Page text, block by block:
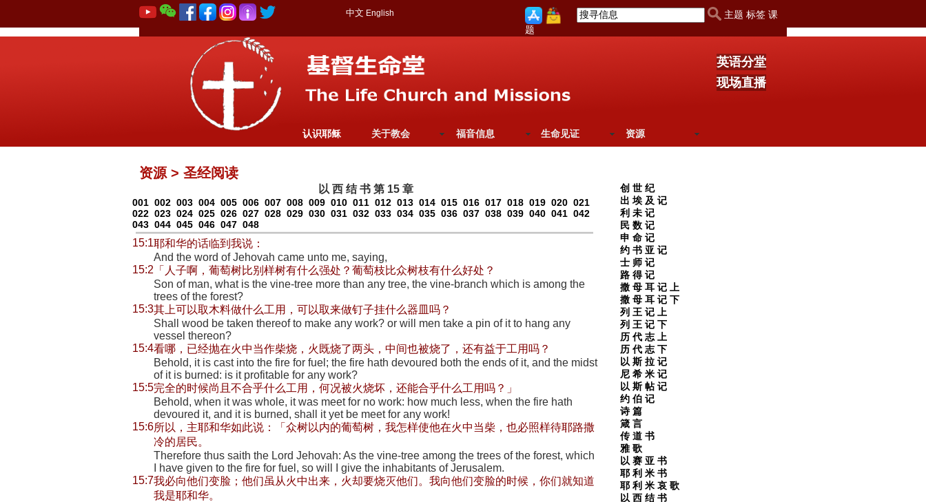
中文 English
主题 标签 课
题
英语分堂
现场直播
认识耶稣 关于教会 福音信息 生命见证 资源
资源 > 圣经阅读
创 世 纪
出 埃 及 记
利 未 记
民 数 记
申 命 记
约 书 亚 记
士 师 记
路 得 记
撒 母 耳 记 上
撒 母 耳 记 下
列 王 记 上
列 王 记 下
历 代 志 上
历 代 志 下
以 斯 拉 记
尼 希 米 记
以 斯 帖 记
约 伯 记
诗 篇
箴 言
传 道 书
雅 歌
以 赛 亚 书
耶 利 米 书
耶 利 米 哀 歌
以 西 结 书
以 西 结 书 第 15 章
001 002 003 004 005 006 007 008 009 010 011 012 013 014 015 016 017 018 019 020 021
022 023 024 025 026 027 028 029 030 031 032 033 034 035 036 037 038 039 040 041 042
043 044 045 046 047 048
15:1耶和华的话临到我说：
And the word of Jehovah came unto me, saying,
15:2 「人子啊，葡萄树比别样树有什么强处？葡萄枝比众树枝有什么好处？
Son of man, what is the vine-tree more than any tree, the vine-branch which is among the
trees of the forest?
15:3其上可以取木料做什么工用，可以取来做钉子挂什么器皿吗？
Shall wood be taken thereof to make any work? or will men take a pin of it to hang any
vessel thereon?
15:4看哪，已经抛在火中当作柴烧，火既烧了两头，中间也被烧了，还有益于工用吗？
Behold, it is cast into the fire for fuel; the fire hath devoured both the ends of it, and the midst
of it is burned: is it profitable for any work?
15:5完全的时候尚且不合乎什么工用，何况被火烧坏，还能合乎什么工用吗？」
Behold, when it was whole, it was meet for no work: how much less, when the fire hath
devoured it, and it is burned, shall it yet be meet for any work!
15:6所以，主耶和华如此说：「众树以内的葡萄树，我怎样使他在火中当柴，也必照样待耶路撒
冷的居民。
Therefore thus saith the Lord Jehovah: As the vine-tree among the trees of the forest, which
I have given to the fire for fuel, so will I give the inhabitants of Jerusalem.
15:7我必向他们变脸；他们虽从火中出来，火却要烧灭他们。我向他们变脸的时候，你们就知道
我是耶和华。